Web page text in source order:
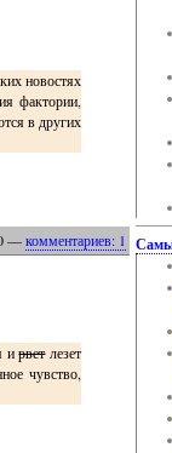
новостях
фактории,
в других
—комментариев: 1
ирветлезет
чувство,